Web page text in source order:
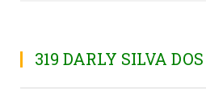
319 DARLY SILVA